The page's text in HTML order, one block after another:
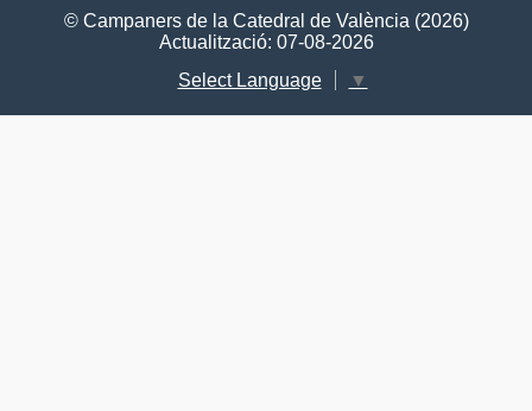
© Campaners de la Catedral de València (2026)
Actualització: 07-08-2026
Select Language
▼